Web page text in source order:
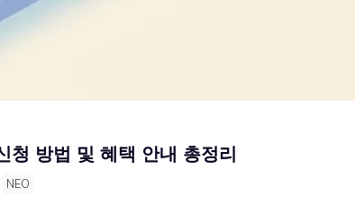
청 방법 및 혜택 안내 총정리
NEO